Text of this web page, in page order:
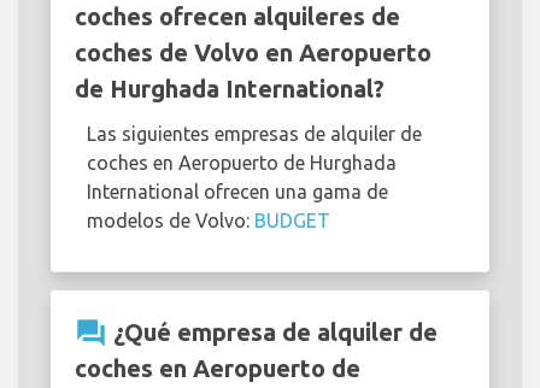
coches ofrecen alquileres de
coches de Volvo en Aeropuerto
de Hurghada International?
Las siguientes empresas de alquiler de
coches en Aeropuerto de Hurghada
International ofrecen una gama de
modelos de Volvo: BUDGET
question_answer ¿Qué empresa de alquiler de
coches en Aeropuerto de